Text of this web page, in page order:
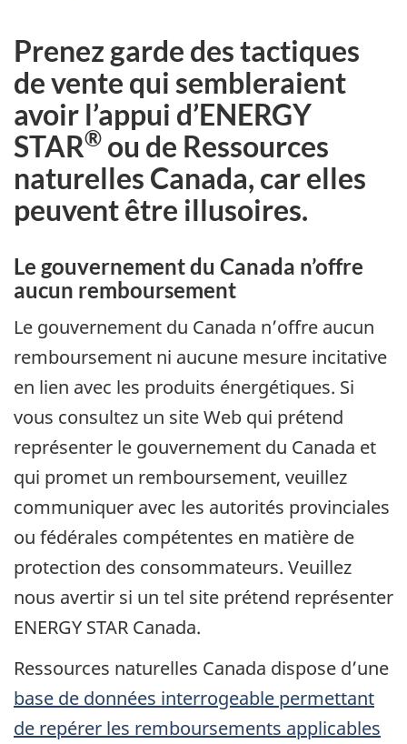
Prenez garde des tactiques
de vente qui sembleraient
avoir l’appui d’ENERGY
STAR® ou de Ressources
naturelles Canada, car elles
peuvent être illusoires.
Le gouvernement du Canada n’offre
aucun remboursement
Le gouvernement du Canada n’offre aucun
remboursement ni aucune mesure incitative
en lien avec les produits énergétiques. Si
vous consultez un site Web qui prétend
représenter le gouvernement du Canada et
qui promet un remboursement, veuillez
communiquer avec les autorités provinciales
ou fédérales compétentes en matière de
protection des consommateurs. Veuillez
nous avertir si un tel site prétend représenter
ENERGY STAR Canada.
Ressources naturelles Canada dispose d’une
base de données interrogeable permettant
de repérer les remboursements applicables